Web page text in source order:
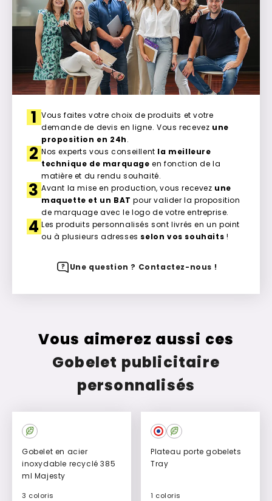
1 Vous faites votre choix de produits et votre
demande de devis en ligne. Vous recevez une
proposition en 24h.
2 Nos experts vous conseillent la meilleure
technique de marquage en fonction de la
matière et du rendu souhaité.
3 Avant la mise en production, vous recevez une
maquette et un BAT pour valider la proposition
de marquage avec le logo de votre entreprise.
4 Les produits personnalisés sont livrés en un point
ou à plusieurs adresses selon vos souhaits !
Une question ? Contactez-nous !
Vous aimerez aussi ces
Gobelet publicitaire
personnalisés
Gobelet en acier
inoxydable recyclé 385
ml Majesty
3 coloris
Plateau porte gobelets
Tray
1 coloris